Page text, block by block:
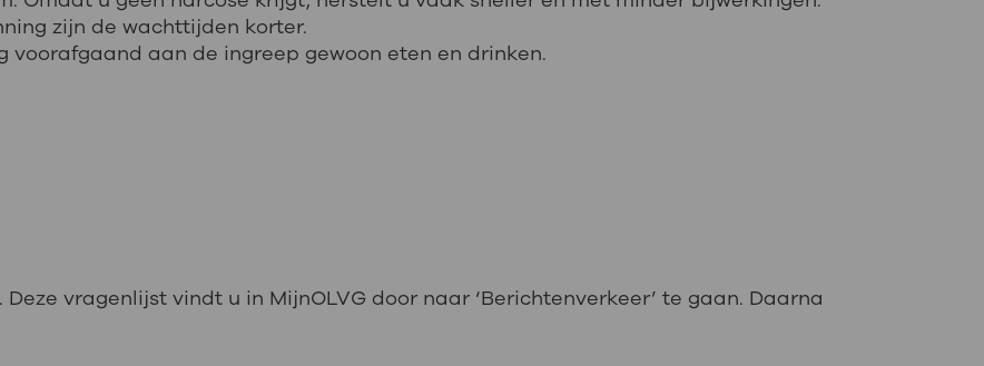
zijn de wachttijden korter.
voorafgaand aan de ingreep gewoon eten en drinken.
. Deze vragenlijst vindt u in MijnOLVG door naar ‘Berichtenverkeer’ te gaan. Daarna